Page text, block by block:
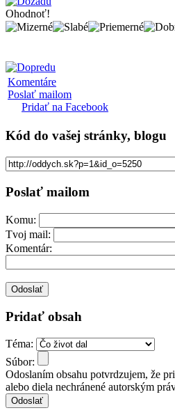
Ohodnoť!
Komentáre
Poslať mailom
Pridať na Facebook
Kód do vašej stránky, blogu
Poslať mailom
Komu:
Tvoj mail:
Komentár:
Pridať obsah
Téma:
Súbor:
Odoslaním obsahu potvrdzujem, že
alebo diela nechránené autorským